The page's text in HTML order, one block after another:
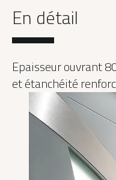
En détail
Epaisseur ouvrant
et étanchéité